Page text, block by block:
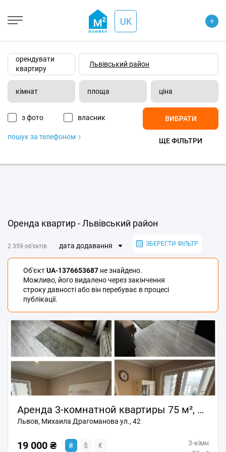
UK +
орендувати
квартиру
кімнат площа ціна
з фото власник
пошук за телефоном ЩЕ ФІЛЬТРИ
ВИБРАТИ
Оренда квартир - Львівський район
2 359 об'єктів дата додавання ЗБЕРЕГТИ ФІЛЬТР
Об'єктUA-1376653687 не знайдено.
Можливо, його видалено через закінчення
строку давності або він перебуває в процесі
публікації.
Аренда 3-комнатной квартиры 75 м², Михаила Драгоманова ул., 42
Львов, Михаила Драгоманова ул., 42
19 000 ₴ ₴ $ €
3-кімн
Open Street
Wiki-карта
Супутник
Транспорт
+
−